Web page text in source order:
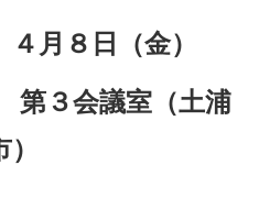
月８日（金）
３会議室（土浦